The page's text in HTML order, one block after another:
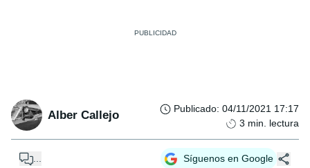
Alber Callejo Publicado: 04/11/2021 17:17
3 min. lectura
... Síguenos en Google